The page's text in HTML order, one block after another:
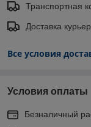
Транспортная
Доставка
Все условия
Условия оплаты
Безналичный